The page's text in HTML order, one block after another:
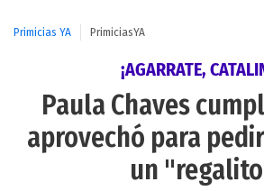
Primicias YA PrimiciasYA
¡AGARRATE,
Paula Chaves
aprovechó para
un